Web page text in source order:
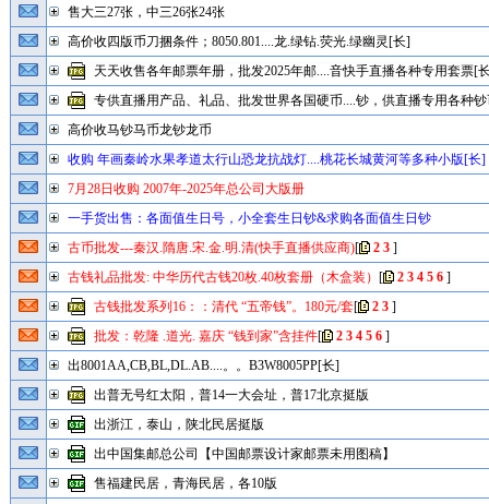
售大三27张，中三26张24张
高价收四版币刀捆条件；8050.801....龙.绿钻.荧光.绿幽灵[长]
天天收售各年邮票年册，批发2025年邮....音快手直播各种专用套票[
专供直播用产品、礼品、批发世界各国硬币....钞，供直播专用各种
高价收马钞马币龙钞龙币
收购 年画秦岭水果孝道太行山恐龙抗战灯....桃花长城黄河等多种小版[长]
7月28日收购 2007年-2025年总公司大版册
一手货出售：各面值生日号，小全套生日钞&求购各面值生日钞
古币批发---秦汉.隋唐.宋.金.明.清(快手直播供应商)[ 2 3]
古钱礼品批发: 中华历代古钱20枚.40枚套册（木盒装） [ 2 3 4 5 6]
古钱批发系列16：：清代 “五帝钱”。180元/套[ 2 3]
批发：乾隆 .道光. 嘉庆 “钱到家”含挂件[ 2 3 4 5 6]
出8001AA,CB,BL,DL.AB....。。B3W8005PP[长]
出普无号红太阳，普14一大会址，普17北京挺版
出浙江，泰山，陕北民居挺版
出中国集邮总公司【中国邮票设计家邮票未用图稿】
售福建民居，青海民居，各10版